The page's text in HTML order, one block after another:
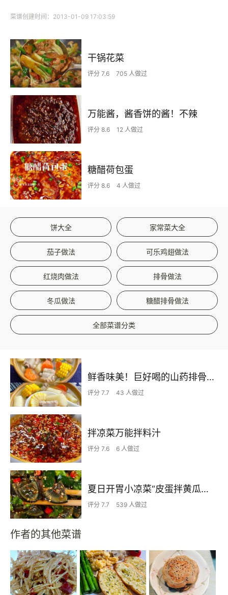
菜谱创建时间：2013-01-09 17:03:59
干锅花菜
评分 7.6 705 人做过
万能酱，酱香饼的酱！不辣
评分 8.6 12 人做过
糖醋荷包蛋
评分 8.6 4 人做过
饼大全 家常菜大全
茄子做法 可乐鸡翅做法
红烧肉做法 排骨做法
冬瓜做法 糖醋排骨做法
全部菜谱分类
鲜香味美！巨好喝的山药排骨汤！！
评分 7.7 43 人做过
拌凉菜万能拌料汁
评分 7.6 6 人做过
夏日开胃小凉菜“皮蛋拌黄瓜🥒”开胃减脂
评分 7.7 539 人做过
作者的其他菜谱